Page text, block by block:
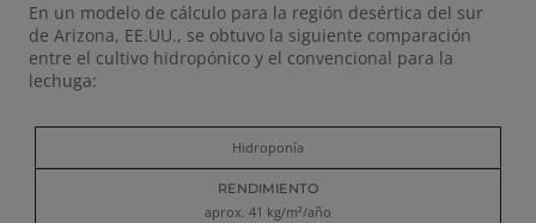
En un modelo de cálculo para la región desértica del sur
de Arizona, EE.UU., se obtuvo la siguiente comparación
entre el cultivo hidropónico y el convencional para la
lechuga:
Rendimiento
Cantidad
de agua
necesaria
de
Hidroponía
aprox. 41 kg/m²/año